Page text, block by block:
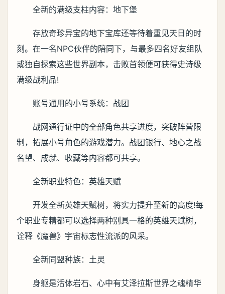
全新的满级支柱内容：地下堡
存放奇珍异宝的地下宝库还等待着重见天日的时
刻。在一名NPC伙伴的陪同下，与最多四名好友组队
或独自探索这些世界副本，击败首领便可获得史诗级
满级战利品!
账号通用的小号系统：战团
战网通行证中的全部角色共享进度，突破阵营限
制，拓展小号角色的游戏潜力。战团银行、地心之战
名望、成就、收藏等内容都可共享。
全新职业特色：英雄天赋
开发全新英雄天赋树，将实力提升至新的高度!每
个职业专精都可以选择两种别具一格的英雄天赋树，
诠释《魔兽》宇宙标志性流派的风采。
全新同盟种族：土灵
身躯是活体岩石、心中有艾泽拉斯世界之魂精华